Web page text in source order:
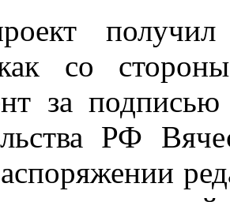
со стороны
за подписью
РФ